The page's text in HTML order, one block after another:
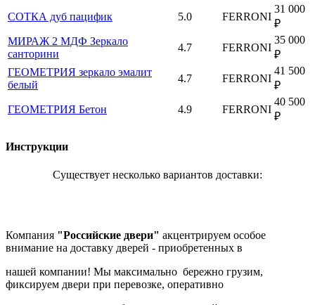
СОТКА дуб пацифик
5.0 FERRONI
31 000
₽
МИРАЖ 2 МДФ Зеркало
санторини
4.7 FERRONI
35 000
₽
ГЕОМЕТРИЯ зеркало эмалит
белый
4.7 FERRONI
41 500
₽
ГЕОМЕТРИЯ Бетон
4.9 FERRONI
40 500
₽
Инструкции
Существует несколько вариантов доставки:
Компания "Российские двери" акцентрируем особое
внимание на доставку дверей - приобретенных в
нашей компании! Мы максимально бережно грузим,
фиксируем двери при перевозке, оперативно